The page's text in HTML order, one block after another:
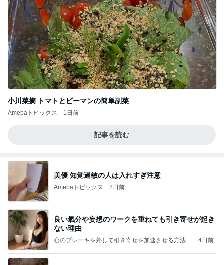
小川菜摘 トマトとピーマンの簡単副菜
Amebaトピックス 1日前
記事を読む
美優 知覚過敏の人は入れすぎ注意
Amebaトピックス 2日前
良い氣分や妄想のワークを重ねても引き寄せが起き
ない理由
心のブレーキを外して引き寄せを加速させる方法：
4日前